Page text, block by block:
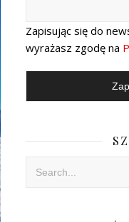
Zapisując się do
wyrażasz zgodę na